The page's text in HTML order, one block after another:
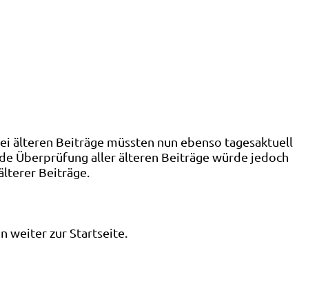
älteren Beiträge müssten nun ebenso tagesaktuell
Überprüfung aller älteren Beiträge würde jedoch
Beiträge.
weiter zur Startseite.